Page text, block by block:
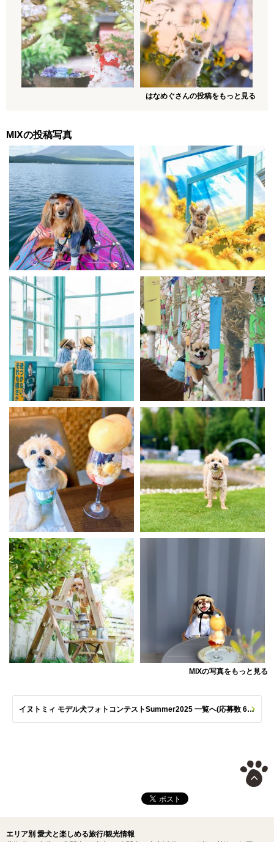
はなめぐさんの投稿をもっと見る
MIXの投稿写真
MIXの写真をもっと見る
イヌトミィ モデル犬フォトコンテストSummer2025 一覧へ(応募数 651枚)
エリア別 愛犬と楽しめる旅行/観光情報